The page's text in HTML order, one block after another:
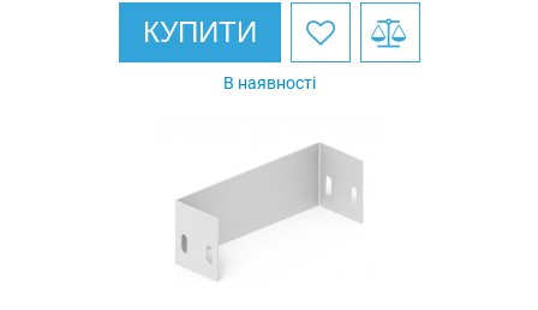
КУПИТИ
В наявності